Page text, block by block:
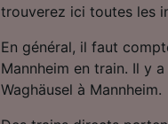
trouverez ici toutes les
En général, il faut
Mannheim en train. Il y
Waghäusel à Mannheim.